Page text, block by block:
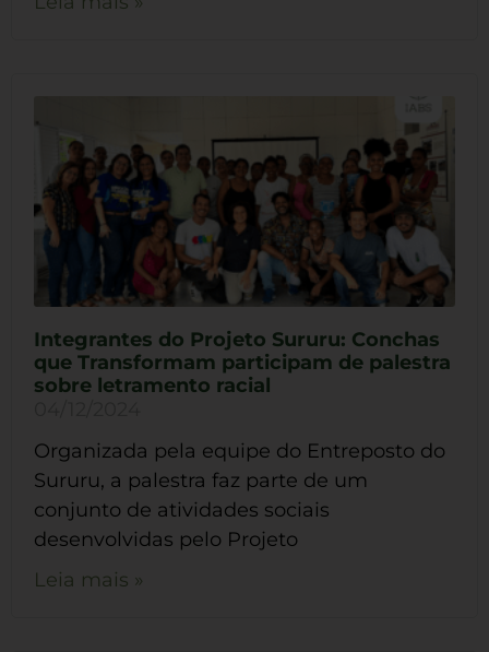
Integrantes do Projeto Sururu: Conchas
que Transformam participam de palestra
sobre letramento racial
Organizada pela equipe do Entreposto do
Sururu, a palestra faz parte de um
conjunto de atividades sociais
desenvolvidas pelo Projeto
Leia mais »